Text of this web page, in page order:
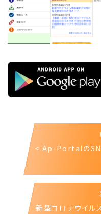
< Ap-Portalの
新型コロナウイル